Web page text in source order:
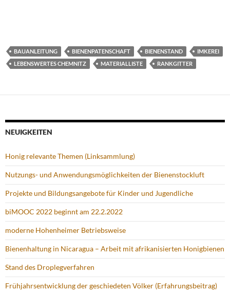
BAUANLEITUNG BIENENPATENSCHAFT BIENENSTAND
IMKEREI
LEBENSWERTES CHEMNITZ
MATERIALLISTE RANKGITTER
NEUIGKEITEN
Honig relevante Themen (Linksammlung)
Nutzungs- und Anwendungsmöglichkeiten der Bienenstockluft
Projekte und Bildungsangebote für Kinder und Jugendliche
biMOOC 2022 beginnt am 22.2.2022
moderne Hohenheimer Betriebsweise
Bienenhaltung in Nicaragua – Arbeit mit afrikanisierten Honigbienen
Stand des Droplegverfahren
Frühjahrsentwicklung der geschiedeten Völker (Erfahrungsbeitrag)